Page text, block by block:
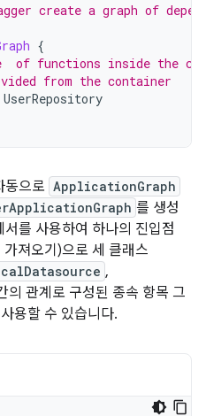
create a graph of
{
of functions inside the
from the container
UserRepository
동으로 ApplicationGraph
를 생성
를 사용하여 하나의 진입점
가져오기)으로 세 클래스
,
의 관계로 구성된 종속 항목 그
용할 수 있습니다.